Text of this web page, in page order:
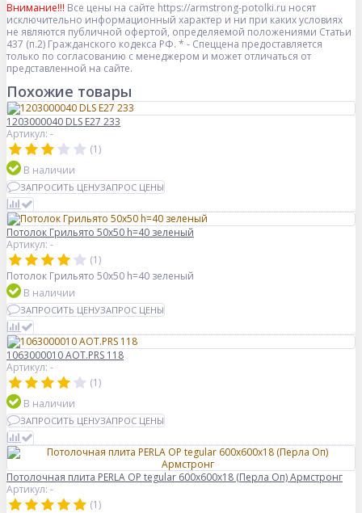
Внимание!!! Все цены на сайте https://armstrong-potolki.ru носят
исключительно информационный характер и ни при каких условиях
не являются публичной офертой, определяемой положениями Статьи
437 (п.2) Гражданского кодекса РФ. * - Спеццена предоставляется
только по согласованию с менеджером и может отличаться от
представленной на сайте.
Похожие товары
1203000040 DLS E27 233
Артикул: -
(1)
В наличии
ЗАПРОСИТЬ ЦЕНУЗАПРОС ЦЕНЫ
Потолок Грильято 50x50 h=40 зеленый
Артикул: -
(1)
Потолок Грильято 50x50 h=40 зеленый
В наличии
ЗАПРОСИТЬ ЦЕНУЗАПРОС ЦЕНЫ
1063000010 AOT.PRS 118
Артикул: -
(1)
В наличии
ЗАПРОСИТЬ ЦЕНУЗАПРОС ЦЕНЫ
Потолочная плита PERLA OP tegular 600x600x18 (Перла Оп) Армстронг
Артикул: -
(1)